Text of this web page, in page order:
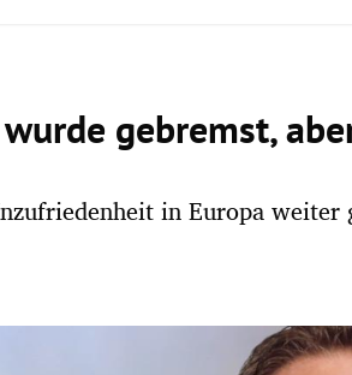
wurde gebremst,
in Europa weiter
öffnen/schließen